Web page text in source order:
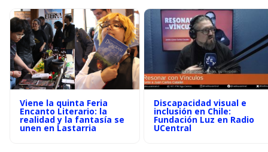
Viene la quinta Feria
Encanto Literario: la
realidad y la fantasía se
unen en Lastarria
Discapacidad visual e
inclusión en Chile:
Fundación Luz en Radio
UCentral